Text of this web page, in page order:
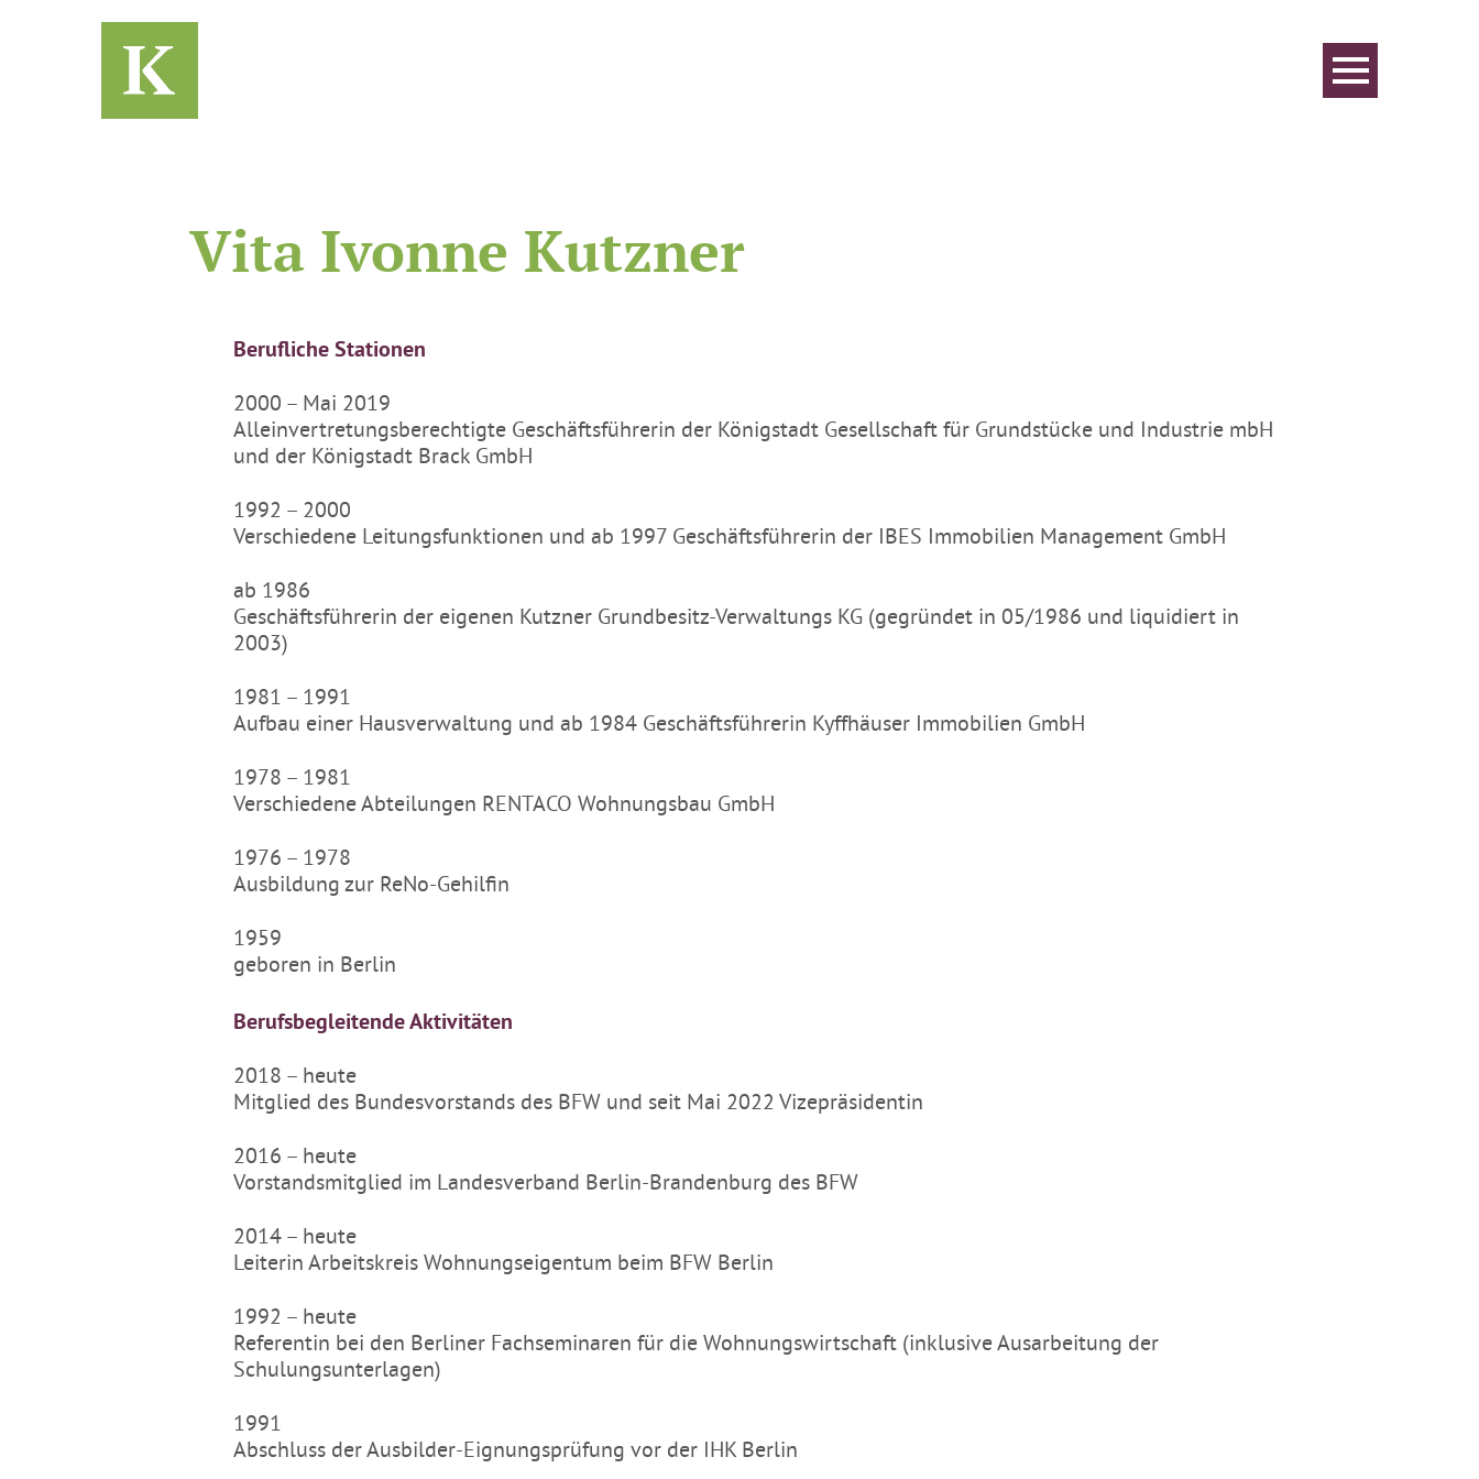
Vita Ivonne Kutzner
Berufliche Stationen
2000 – Mai 2019
Alleinvertretungsberechtigte Geschäftsführerin der Königstadt Gesellschaft für Grundstücke und Industrie mbH
und der Königstadt Brack GmbH
1992 – 2000
Verschiedene Leitungsfunktionen und ab 1997 Geschäftsführerin der IBES Immobilien Management GmbH
ab 1986
Geschäftsführerin der eigenen Kutzner Grundbesitz-Verwaltungs KG (gegründet in 05/1986 und liquidiert in
2003)
1981 – 1991
Aufbau einer Hausverwaltung und ab 1984 Geschäftsführerin Kyffhäuser Immobilien GmbH
1978 – 1981
Verschiedene Abteilungen RENTACO Wohnungsbau GmbH
1976 – 1978
Ausbildung zur ReNo-Gehilfin
1959
geboren in Berlin
Berufsbegleitende Aktivitäten
2018 – heute
Mitglied des Bundesvorstands des BFW und seit Mai 2022 Vizepräsidentin
2016 – heute
Vorstandsmitglied im Landesverband Berlin-Brandenburg des BFW
2014 – heute
Leiterin Arbeitskreis Wohnungseigentum beim BFW Berlin
1992 – heute
Referentin bei den Berliner Fachseminaren für die Wohnungswirtschaft (inklusive Ausarbeitung der
Schulungsunterlagen)
1991
Abschluss der Ausbilder-Eignungsprüfung vor der IHK Berlin